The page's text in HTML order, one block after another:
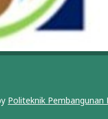
Politeknik